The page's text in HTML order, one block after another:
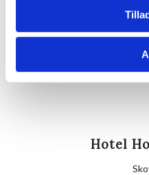
+4549700169
Hotel